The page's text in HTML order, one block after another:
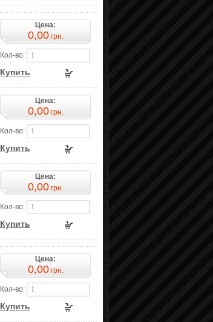
Цена:
0,00грн.
Кол-во:
Купить
Цена:
0,00грн.
Кол-во:
Купить
Цена:
0,00грн.
Кол-во:
Купить
Цена:
0,00грн.
Кол-во:
Купить